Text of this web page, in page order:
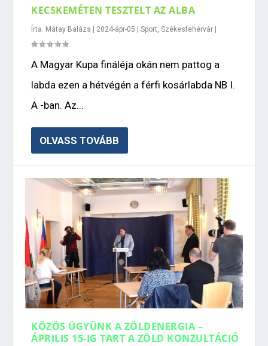
KECSKEMÉTEN TESZTELT AZ ALBA
Írta: Mátay Balázs 2024-ápr-05 |Sport,Székesfehérvár
A Magyar Kupa fináléja okán nem pattog a
labda ezen a hétvégén a férfi kosárlabda NB I.
A -ban. Az...
OLVASS TOVÁBB
KÖZÖS ÜGYÜNK A ZÖLDENERGIA –
ÁPRILIS 15-IG TART A ZÖLD KONZULTÁCIÓ